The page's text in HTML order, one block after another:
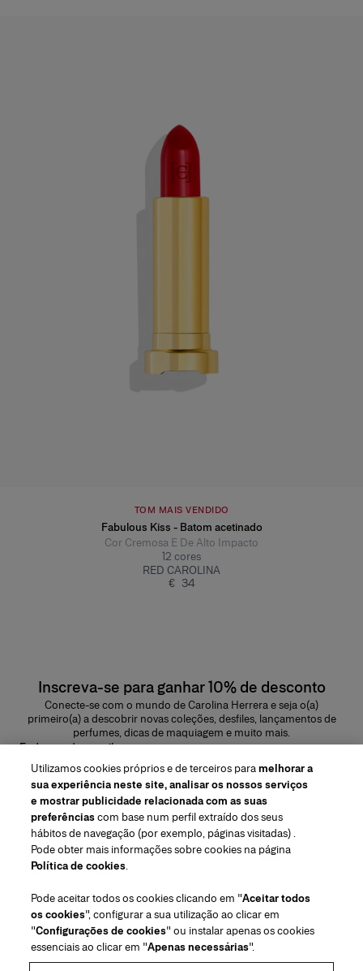
TOM MAIS VENDIDO
Fabulous Kiss - Batom acetinado
Cor Cremosa E De Alto Impacto
12 cores
RED CAROLINA
€ 34
Inscreva-se para ganhar 10% de desconto
Conecte-se com o mundo de Carolina Herrera e seja o(a)
primeiro(a) a descobrir novas coleções, desfiles, lançamentos de
perfumes, dicas de maquiagem e muito mais.
Endereço de e-mail
ENVIAR
Região/Idioma
Atendimiento ao cliente
Encontrar uma loja
Fale conosco
Envios e devoluções de Beleza
Envios e Devoluções de Moda
Sobre nós
House of Herrera Carolina Herrera for Women in the Arts
Utilizamos cookies próprios e de terceiros paramelhorar a
sua experiência neste site, analisar os nossos serviços
e mostrar publicidade relacionada com as suas
preferênciascom base num perfil extraído dos seus
hábitos de navegação (por exemplo, páginas visitadas) .
Pode obter mais informações sobre cookies na página
Política de cookies.
Pode aceitar todos os cookies clicando em "Aceitar todos
os cookies", configurar a sua utilização ao clicar em
"Configurações de cookies" ou instalar apenas os cookies
essenciais ao clicar em "Apenas necessárias".